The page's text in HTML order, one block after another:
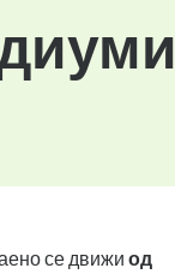
се движи од